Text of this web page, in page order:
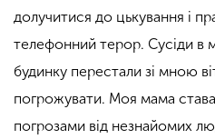
долучитися до цькування і
телефонний терор. Сусіди в
будинку перестали зі мною
погрожувати. Моя мама
погрозами від незнайомих